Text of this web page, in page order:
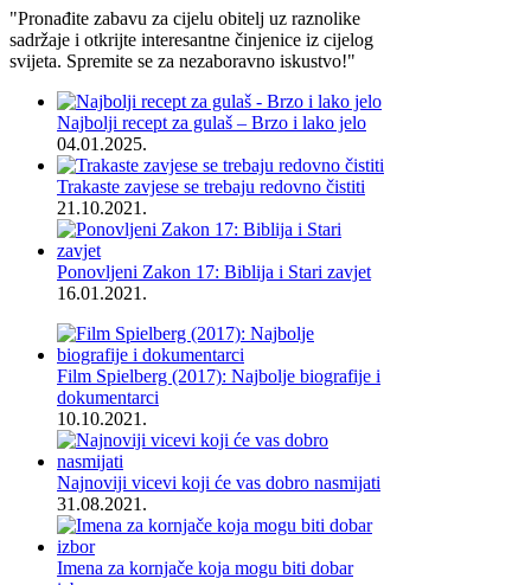
"Pronađite zabavu za cijelu obitelj uz raznolike
sadržaje i otkrijte interesantne činjenice iz cijelog
svijeta. Spremite se za nezaboravno iskustvo!"
Najbolji recept za gulaš – Brzo i lako jelo
04.01.2025.
Trakaste zavjese se trebaju redovno čistiti
21.10.2021.
Ponovljeni Zakon 17: Biblija i Stari zavjet
16.01.2021.
Film Spielberg (2017): Najbolje biografije i
dokumentarci
10.10.2021.
Najnoviji vicevi koji će vas dobro nasmijati
31.08.2021.
Imena za kornjače koja mogu biti dobar